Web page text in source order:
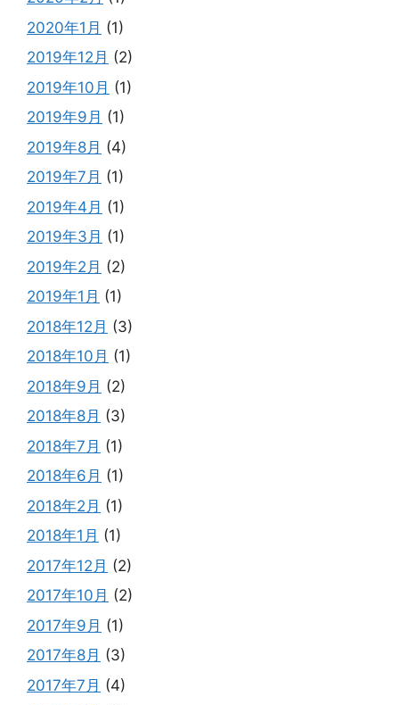
2020年1月 (1)
2019年12月 (2)
2019年10月 (1)
2019年9月 (1)
2019年8月 (4)
2019年7月 (1)
2019年4月 (1)
2019年3月 (1)
2019年2月 (2)
2019年1月 (1)
2018年12月 (3)
2018年10月 (1)
2018年9月 (2)
2018年8月 (3)
2018年7月 (1)
2018年6月 (1)
2018年2月 (1)
2018年1月 (1)
2017年12月 (2)
2017年10月 (2)
2017年9月 (1)
2017年8月 (3)
2017年7月 (4)